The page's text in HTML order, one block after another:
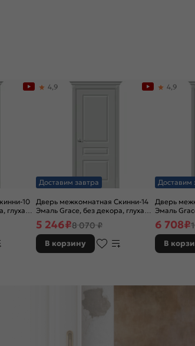
10
глухая,
Доставим завтра
Дверь межкомнатная Скинни-14
Эмаль Grace, без декора, глухая,
без стекла, без кромки, скиновая
4,9
5 246₽8 070 ₽
В корзину
Доставим
Дверь
Эмаль
кромки,
4,9
6 708₽
В